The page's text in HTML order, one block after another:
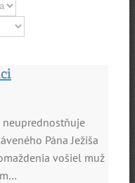
neuprednostňuje
Pána Ježiša
vošiel muž